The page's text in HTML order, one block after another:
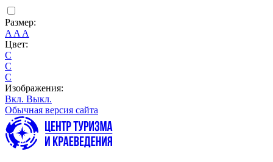
Размер:
A A A
Цвет:
C
C
C
Изображения:
Вкл. Выкл.
Обычная версия сайта